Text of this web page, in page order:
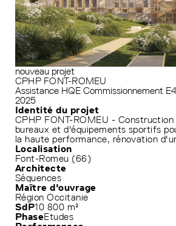
nouveau projet
CPHP FONT-ROMEU
Assistance HQE Commissionnement
2025
Identité du projet
CPHP FONT-ROMEU -
bureaux et d'équipements sportifs
la haute performance, rénovation
Localisation
Font-Romeu (66)
Architecte
Séquences
Maître d'ouvrage
Région Occitanie
SdP10 800 m²
PhaseEtudes